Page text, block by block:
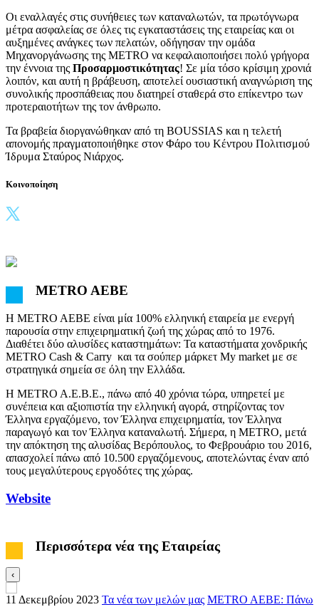
Οι εναλλαγές στις συνήθειες των καταναλωτών, τα πρωτόγνωρα
μέτρα ασφαλείας σε όλες τις εγκαταστάσεις της εταιρείας και οι
αυξημένες ανάγκες των πελατών, οδήγησαν την ομάδα
Μηχανοργάνωσης της METRO να κεφαλαιοποιήσει πολύ γρήγορα
την έννοια της Προσαρμοστικότητας! Σε μία τόσο κρίσιμη χρονιά
λοιπόν, και αυτή η βράβευση, αποτελεί ουσιαστική αναγνώριση της
συνολικής προσπάθειας που διατηρεί σταθερά στο επίκεντρο των
προτεραιοτήτων της τον άνθρωπο.
Τα βραβεία διοργανώθηκαν από τη BOUSSIAS και η τελετή
απονομής πραγματοποιήθηκε στον Φάρο του Κέντρου Πολιτισμού
Ίδρυμα Σταύρος Νιάρχος.
Κοινοποίηση
METRO AEBE
H METRO AEBE είναι μία 100% ελληνική εταιρεία με ενεργή
παρουσία στην επιχειρηματική ζωή της χώρας από το 1976.
Διαθέτει δύο αλυσίδες καταστημάτων: Τα καταστήματα χονδρικής
METRO Cash & Carry και τα σούπερ μάρκετ My market με σε
στρατηγικά σημεία σε όλη την Ελλάδα.
Η METRO A.E.B.E., πάνω από 40 χρόνια τώρα, υπηρετεί με
συνέπεια και αξιοπιστία την ελληνική αγορά, στηρίζοντας τον
Έλληνα εργαζόμενο, τον Έλληνα επιχειρηματία, τον Έλληνα
παραγωγό και τον Έλληνα καταναλωτή. Σήμερα, η METRO, μετά
την απόκτηση της αλυσίδας Βερόπουλος, το Φεβρουάριο του 2016,
απασχολεί πάνω από 10.500 εργαζόμενους, αποτελώντας έναν από
τους μεγαλύτερους εργοδότες της χώρας.
Website
Περισσότερα νέα της Εταιρείας
‹
11 Δεκεμβρίου 2023 Τα νέα των μελών μας METRO AEBE: Πάνω